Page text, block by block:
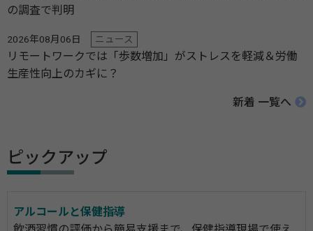
の調査で判明
2026年08月06日 ニュース
リモートワークでは「歩数増加」がストレスを軽減＆労働
生産性向上のカギに？
新着 一覧へ
ピックアップ
アルコールと保健指導